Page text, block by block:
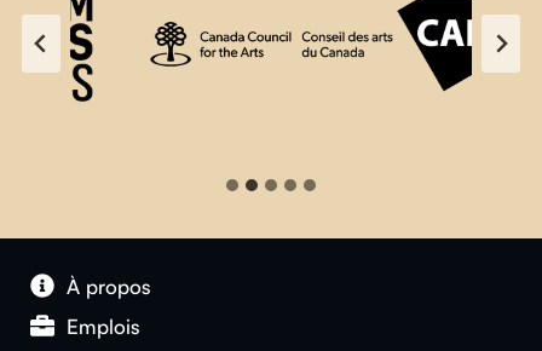
À propos
Emplois